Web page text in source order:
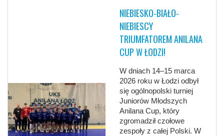
NIEBIESKO-BIAŁO-
NIEBIESCY
TRIUMFATOREM ANILANA
CUP W ŁODZI!
W dniach 14–15 marca
2026 roku w Łodzi odbył
się ogólnopolski turniej
Juniorów Młodszych
Anilana Cup, który
zgromadził czołowe
zespoły z całej Polski. W